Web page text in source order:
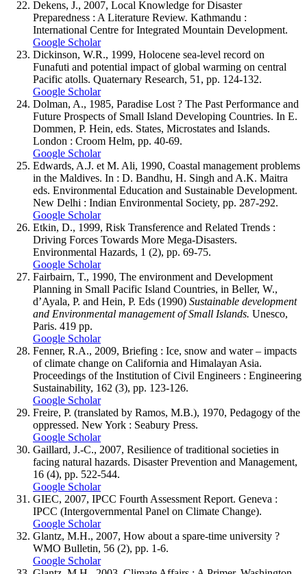
Dekens, J., 2007, Local Knowledge for Disaster
Preparedness : A Literature Review. Kathmandu :
International Centre for Integrated Mountain Development.
Google Scholar
Dickinson, W.R., 1999, Holocene sea-level record on
Funafuti and potential impact of global warming on central
Pacific atolls. Quaternary Research, 51, pp. 124-132.
Google Scholar
Dolman, A., 1985, Paradise Lost ? The Past Performance and
Future Prospects of Small Island Developing Countries. In E.
Dommen, P. Hein, eds. States, Microstates and Islands.
London : Croom Helm, pp. 40-69.
Google Scholar
Edwards, A.J. et M. Ali, 1990, Coastal management problems
in the Maldives. In : D. Bandhu, H. Singh and A.K. Maitra
eds. Environmental Education and Sustainable Development.
New Delhi : Indian Environmental Society, pp. 287-292.
Google Scholar
Etkin, D., 1999, Risk Transference and Related Trends :
Driving Forces Towards More Mega-Disasters.
Environmental Hazards, 1 (2), pp. 69-75.
Google Scholar
Fairbairn, T., 1990, The environment and Development
Planning in Small Pacific Island Countries, in Beller, W.,
d’Ayala, P. and Hein, P. Eds (1990) Sustainable development
and Environmental management of Small Islands. Unesco,
Paris. 419 pp.
Google Scholar
Fenner, R.A., 2009, Briefing : Ice, snow and water – impacts
of climate change on California and Himalayan Asia.
Proceedings of the Institution of Civil Engineers : Engineering
Sustainability, 162 (3), pp. 123-126.
Google Scholar
Freire, P. (translated by Ramos, M.B.), 1970, Pedagogy of the
oppressed. New York : Seabury Press.
Google Scholar
Gaillard, J.-C., 2007, Resilience of traditional societies in
facing natural hazards. Disaster Prevention and Management,
16 (4), pp. 522-544.
Google Scholar
GIEC, 2007, IPCC Fourth Assessment Report. Geneva :
IPCC (Intergovernmental Panel on Climate Change).
Google Scholar
Glantz, M.H., 2007, How about a spare-time university ?
WMO Bulletin, 56 (2), pp. 1-6.
Google Scholar